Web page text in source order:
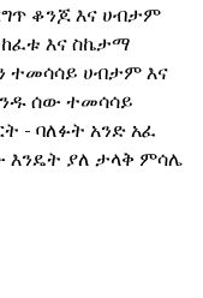
ቆንጆ እና ሀብታም
እና ስኬታማ
ተመሳሳይ ሀብታም እና
ሰው ተመሳሳይ
- ባለፉት አንድ አፈ
ያለ ታላቅ ምሳሌ